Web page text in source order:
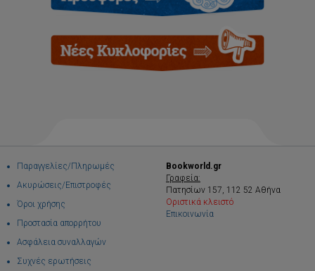
Παραγγελίες/Πληρωμές
Ακυρώσεις/Επιστροφές
Όροι χρήσης
Προστασία απορρήτου
Ασφάλεια συναλλαγών
Συχνές ερωτήσεις
Bookworld.gr
Γραφεία:
Πατησίων 157, 112 52 Αθήνα
Οριστικά κλειστό
Επικοινωνία